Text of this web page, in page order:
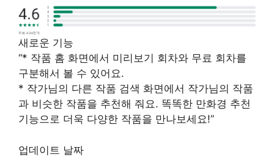
새로운 기능
“* 작품 홈 화면에서 미리보기 회차와 무료 회차를
구분해서 볼 수 있어요.
* 작가님의 다른 작품 검색 화면에서 작가님의 작품
과 비슷한 작품을 추천해 줘요. 똑똑한 만화경 추천
기능으로 더욱 다양한 작품을 만나보세요!”
업데이트 날짜